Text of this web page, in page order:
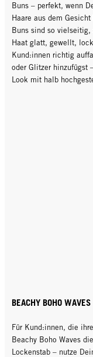
Buns – perfekt, wenn
Haare aus dem
Buns sind so vielseitig,
Haat glatt, gewellt,
Kund:innen richtig
oder Glitzer hinzufügst
Look mit halb
BEACHY BOHO WAVES
Für Kund:innen, die
Beachy Boho Waves
Lockenstab – nutze